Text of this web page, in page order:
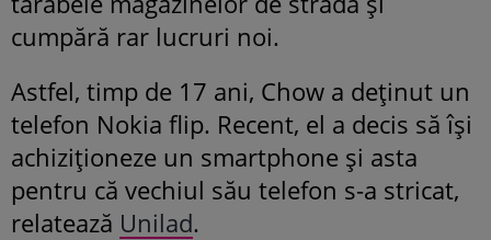
cumpără rar lucruri noi.
Astfel, timp de 17 ani, Chow a deținut un
telefon Nokia flip. Recent, el a decis să își
achiziționeze un smartphone și asta
pentru că vechiul său telefon s-a stricat,
relatează Unilad.